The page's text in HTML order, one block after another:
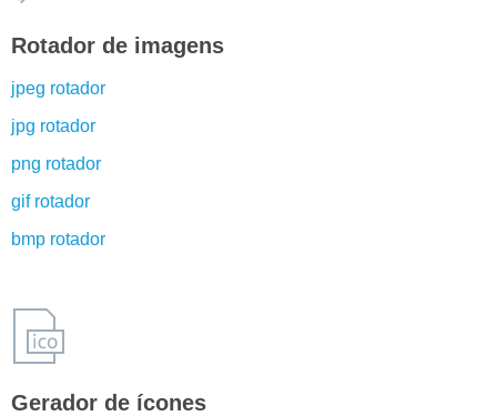
Rotador de imagens
jpeg rotador
jpg rotador
png rotador
gif rotador
bmp rotador
Gerador de ícones